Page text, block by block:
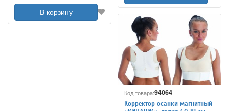
В корзину
Код товара:94064
Корректор осанки магнитный